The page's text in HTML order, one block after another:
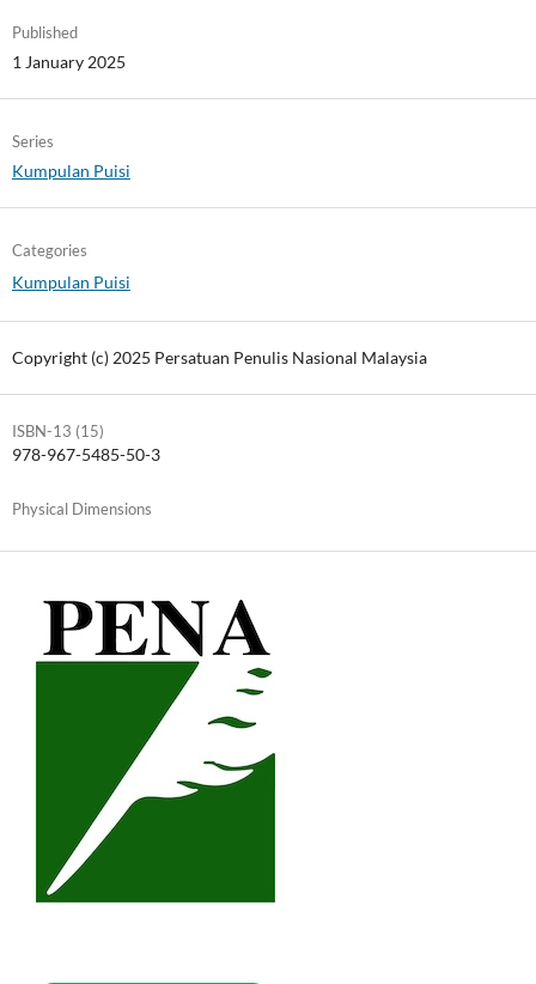
Published
1 January 2025
Series
Kumpulan Puisi
Categories
Kumpulan Puisi
Copyright (c) 2025 Persatuan Penulis Nasional Malaysia
ISBN-13 (15)
978-967-5485-50-3
Physical Dimensions